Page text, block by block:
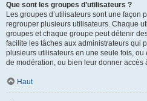
Que sont les groupes d’utilisateurs ?
Les groupes d’utilisateurs sont une façon
regrouper plusieurs utilisateurs. Chaque
groupes et chaque groupe peut détenir
facilite les tâches aux administrateurs qui
plusieurs utilisateurs en une seule fois,
de modération, ou bien leur donner accès
Haut